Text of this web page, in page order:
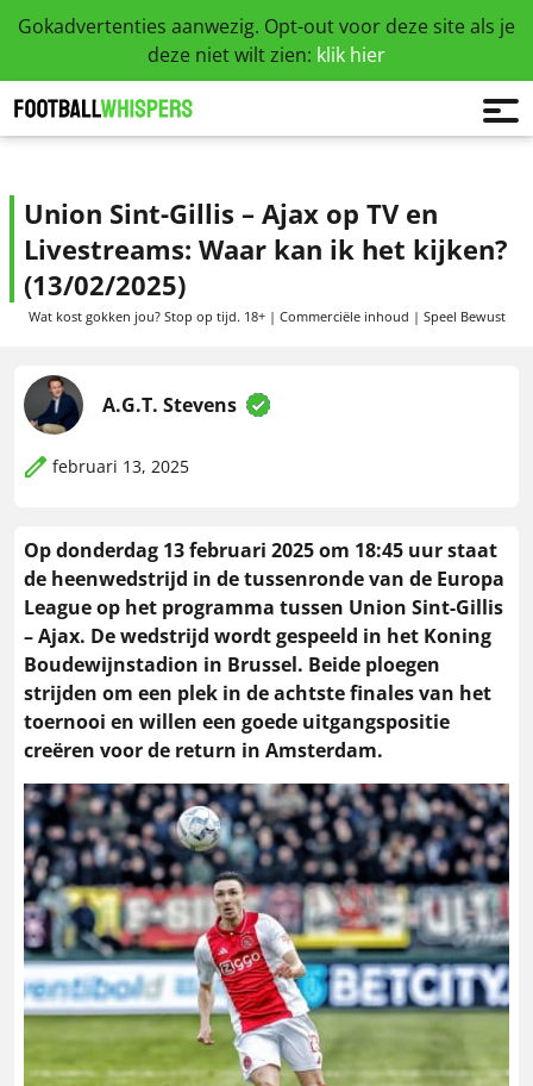
Gokadvertenties aanwezig. Opt-out voor deze site als je
deze niet wilt zien: klik hier
Union Sint-Gillis – Ajax op TV en
Livestreams: Waar kan ik het kijken?
(13/02/2025)
Wat kost gokken jou? Stop op tijd. 18+ | Commerciële inhoud | Speel Bewust
A.G.T. Stevens
februari 13, 2025
Op donderdag 13 februari 2025 om 18:45 uur staat
de heenwedstrijd in de tussenronde van de Europa
League op het programma tussen Union Sint-Gillis
– Ajax. De wedstrijd wordt gespeeld in het Koning
Boudewijnstadion in Brussel. Beide ploegen
strijden om een plek in de achtste finales van het
toernooi en willen een goede uitgangspositie
creëren voor de return in Amsterdam.